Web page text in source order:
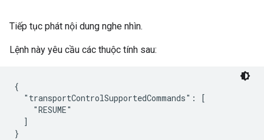
Tiếp tục phát nội dung nghe nhìn.
Lệnh này yêu cầu các thuộc tính sau:
{
  "transportControlSupportedCommands": [
    "RESUME"
  ]